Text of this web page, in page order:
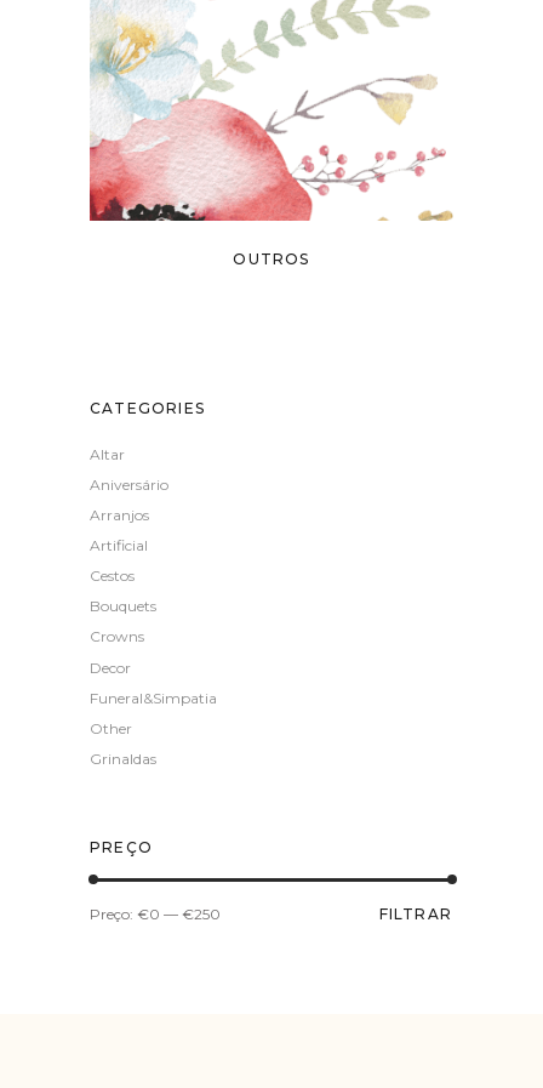
OUTROS
CATEGORIES
Altar
Aniversário
Arranjos
Artificial
Cestos
Bouquets
Crowns
Decor
Funeral&Simpatia
Other
Grinaldas
PREÇO
mínimo
máximo
FILTRAR
Preço: €0 — €250